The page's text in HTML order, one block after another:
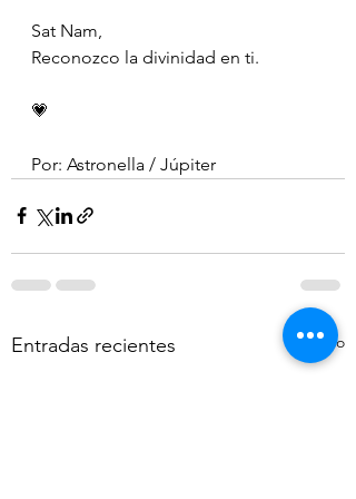
Sat Nam,
Reconozco la divinidad en ti.
💗
Por: Astronella / Júpiter
Entradas recientes Ver todo